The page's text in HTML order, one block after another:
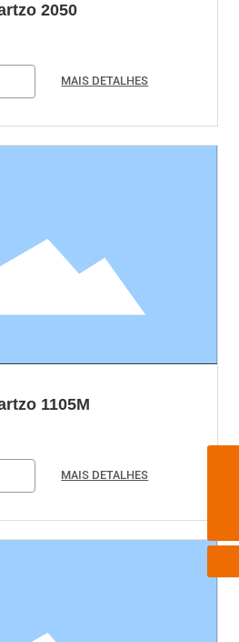
2050
MAIS DETALHES
1105M
MAIS DETALHES
8613761823666